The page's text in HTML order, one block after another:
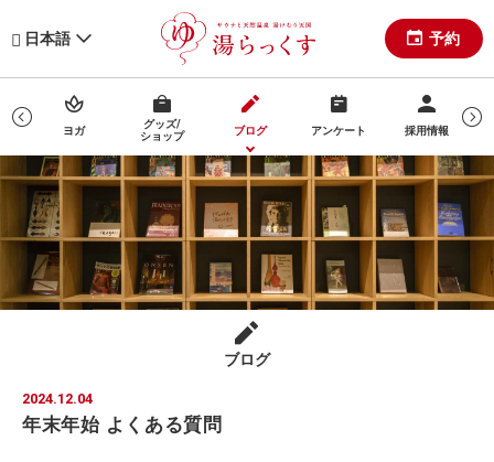
日本語 予約
プ
ヨガ
グッズ/
ショップ
ブログ アンケート 採用情報
ブログ
2024.12.04
年末年始 よくある質問